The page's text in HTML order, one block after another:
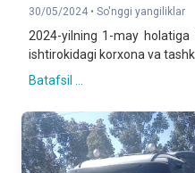
30/05/2024 • So'nggi yangiliklar
2024-yilning 1-may
ishtirokidagi korxona va
Batafsil ...